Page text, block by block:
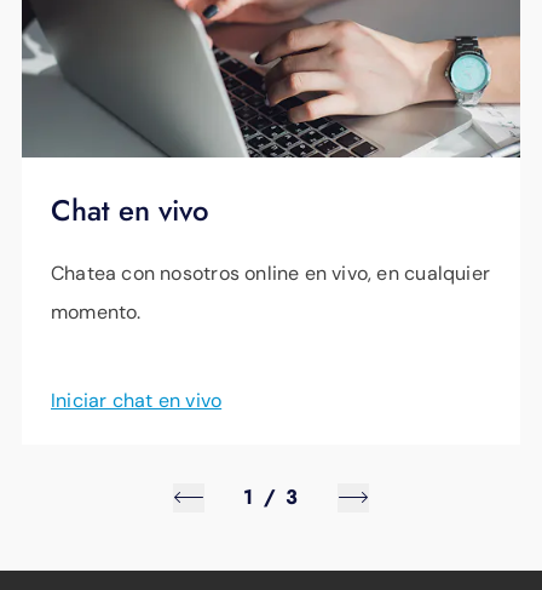
Chat en vivo
Chatea con nosotros online en vivo, en cualquier
momento.
Iniciar chat en vivo
1 / 3